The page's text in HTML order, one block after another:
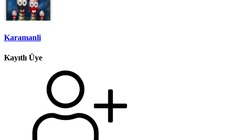
Karamanli
Kayıtlı Üye